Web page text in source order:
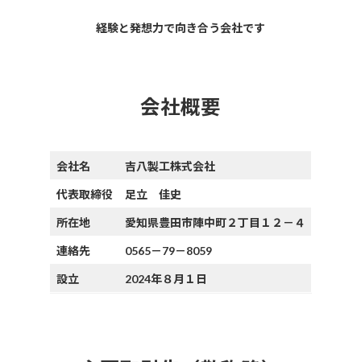
経験と発想力で向き合う会社です
会社概要
会社名 吉八製工株式会社
代表取締役 足立 佳史
所在地 愛知県豊田市陣中町２丁目１２－４
連絡先 0565－79－8059
設立 2024年８月１日